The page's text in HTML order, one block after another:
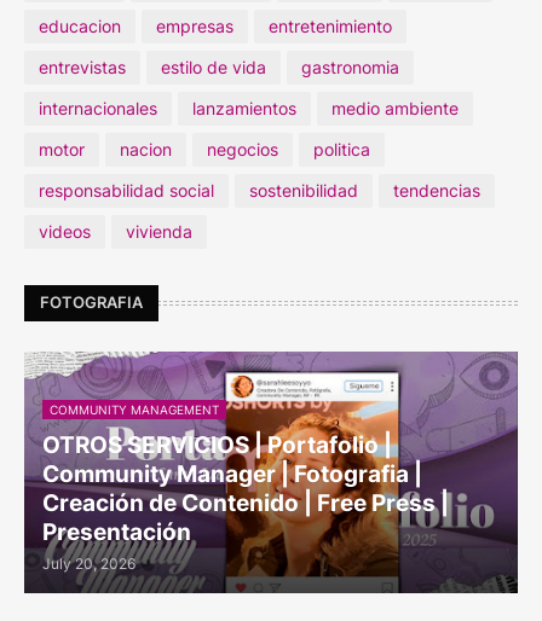
educacion empresas
entretenimiento
entrevistas
estilo de vida
gastronomia
internacionales
lanzamientos
medio ambiente
motor
nacion negocios
politica
responsabilidad social
sostenibilidad
tendencias
videos
vivienda
FOTOGRAFIA
COMMUNITY MANAGEMENT
OTROS SERVICIOS | Portafolio |
Community Manager | Fotografia |
Creación de Contenido | Free Press |
Presentación
July 20, 2026